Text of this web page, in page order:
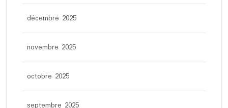
décembre 2025
novembre 2025
octobre 2025
septembre 2025